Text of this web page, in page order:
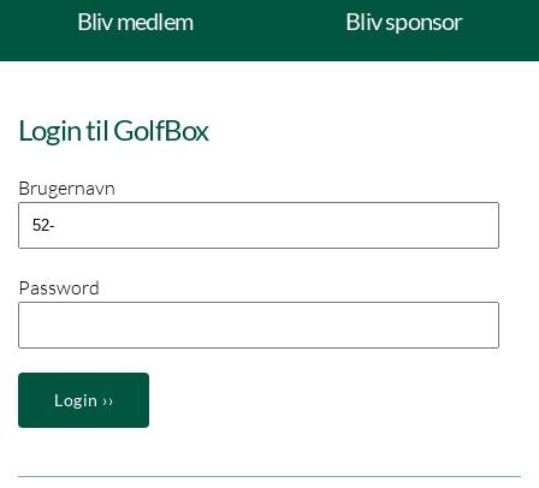
Bliv medlem Bliv sponsor
Login til GolfBox
Brugernavn
Password